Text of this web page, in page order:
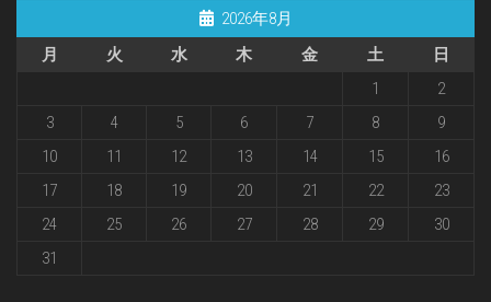
2026年8月
月
火 水 木 金 土
日
1
2
3
4 5 6 7 8
9
10
11 12 13 14 15
16
17
18 19 20 21 22
23
24
25 26 27 28 29
30
31